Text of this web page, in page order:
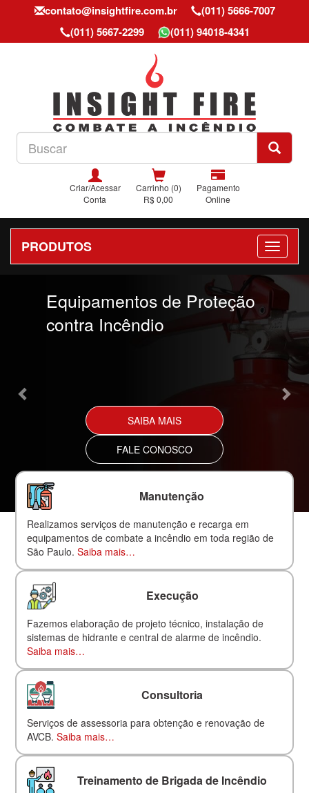
contato@insightfire.com.br
(011) 5666-7007
(011) 5667-2299
(011) 94018-4341
Criar/Acessar
Conta
Carrinho (0)
R$ 0,00
Pagamento
Online
PRODUTOS
Equipamentos de Proteção
contra Incêndio
SAIBA MAIS
FALE CONOSCO
Manutenção
Realizamos serviços de manutenção e recarga em
equipamentos de combate a incêndio em toda região de
São Paulo.Saiba mais…
Execução
Fazemos elaboração de projeto técnico, instalação de
sistemas de hidrante e central de alarme de incêndio.
Saiba mais…
Consultoria
Serviços de assessoria para obtenção e renovação de
AVCB.Saiba mais…
Treinamento de Brigada de Incêndio